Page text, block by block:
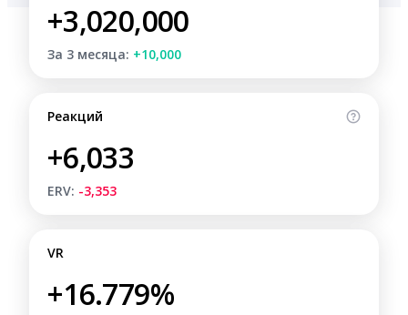
+3,020,000
За 3 месяца: +10,000
Реакций
+6,033
ERV: -3,353
VR
+16.779%